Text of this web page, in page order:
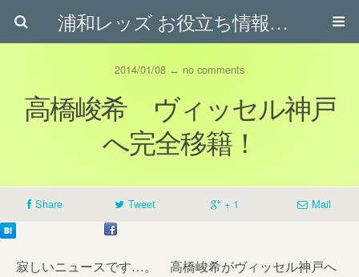
浦和レッズ お役立ち情報ブログ
2014/01/08 ↔ no comments
高橋峻希 ヴィッセル神戸
へ完全移籍！
Share Tweet + 1 Mail
寂しいニュースです…。 高橋峻希がヴィッセル神戸へ